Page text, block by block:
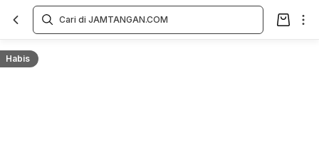
Habis
Overview